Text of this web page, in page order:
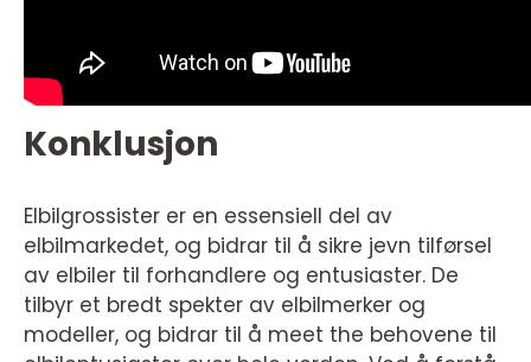
Konklusjon
Elbilgrossister er en essensiell del av
elbilmarkedet, og bidrar til å sikre jevn tilførsel
av elbiler til forhandlere og entusiaster. De
tilbyr et bredt spekter av elbilmerker og
modeller, og bidrar til å meet the behovene til